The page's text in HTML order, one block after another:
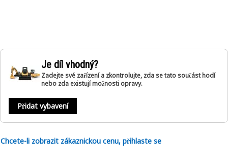
Je díl vhodný?
Zadejte své zařízení a zkontrolujte, zda se tato součást hodí
nebo zda existují možnosti opravy.
Přidat vybavení
Chcete-li zobrazit zákaznickou cenu, přihlaste se